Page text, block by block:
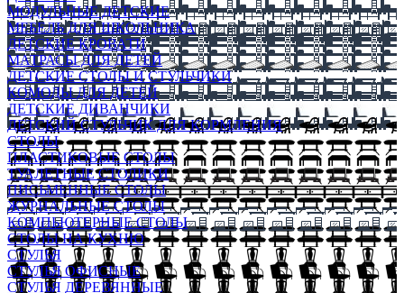
МОДУЛЬНЫЕ ДЕТСКИЕ
МЕБЕЛЬ ДЛЯ ШКОЛЬНИКА
ДЕТСКИЕ КРОВАТИ
МАТРАСЫ ДЛЯ ДЕТЕЙ
ДЕТСКИЕ СТОЛЫ И СТУЛЬЧИКИ
КОМОДЫ ДЛЯ ДЕТЕЙ
ДЕТСКИЕ ДИВАНЧИКИ
ДЕТСКИЙ СТУЛЬЧИК ДЛЯ КОРМЛЕНИЯ
СТОЛЫ
ПЛАСТИКОВЫЕ СТОЛЫ
ТУАЛЕТНЫЕ СТОЛИКИ
ПИСЬМЕННЫЕ СТОЛЫ
ЖУРНАЛЬНЫЕ СТОЛЫ
КОМПЬЮТЕРНЫЕ СТОЛЫ
СТОЛЫ НА КУХНЮ
СТУЛЬЯ
СТУЛЬЯ ОФИСНЫЕ
СТУЛЬЯ ДЕРЕВЯННЫЕ